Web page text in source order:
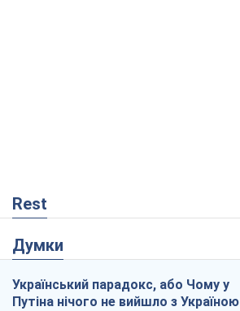
Rest
Думки
Український парадокс, або Чому у
Путіна нічого не вийшло з Україною